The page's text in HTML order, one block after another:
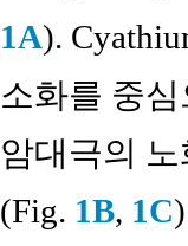
1A).
소화를 중
암대극의
(Fig. 1B, 1C